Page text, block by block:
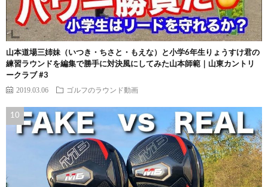
山本道場三姉妹（いつき・ちさと・もえな）と小学6年生りょうすけ君の
練習ラウンドを編集で勝手に対決風にしてみた山本師範｜山東カントリ
ークラブ #3
2019.03.06 ゴルフのラウンド動画